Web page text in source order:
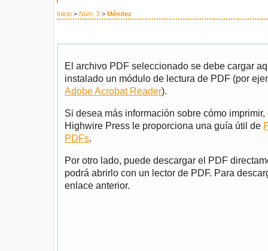
Inicio > Núm. 3 > Méndez
El archivo PDF seleccionado se debe cargar
instalado un módulo de lectura de PDF (por
Adobe Acrobat Reader).
Si desea más información sobre cómo
Highwire Press le proporciona una guía útil de
PDFs.
Por otro lado, puede descargar el PDF
podrá abrirlo con un lector de PDF. Para
enlace anterior.